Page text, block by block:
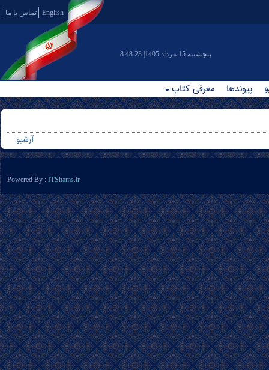
English تماس با ما
8:48:23 |پنجشنبه 15 مرداد 1405
پیوندها معرفی کتاب
آرشیو
Powered By : ITShams.ir